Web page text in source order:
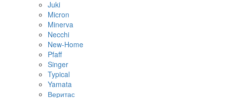
Juki
Micron
Minerva
Necchi
New-Home
Pfaff
Singer
Typical
Yamata
Веритас